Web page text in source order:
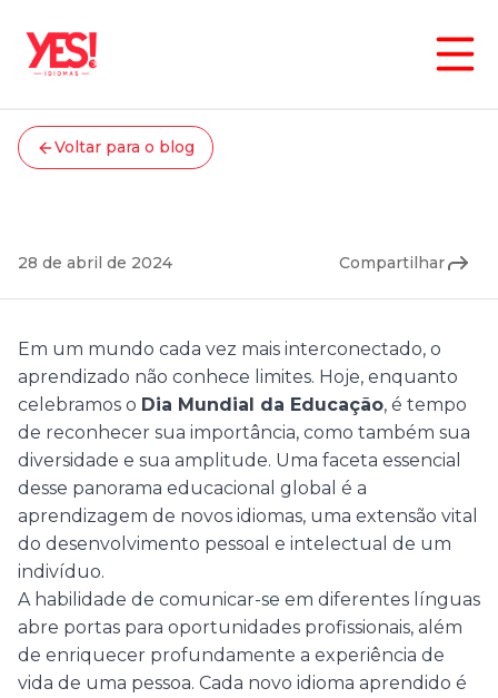
Voltar para o blog
Celebrando o Dia Mundial
28 de abril de 2024 Compartilhar
Em um mundo cada vez mais interconectado, o
aprendizado não conhece limites. Hoje, enquanto
celebramos o Dia Mundial da Educação, é tempo
de reconhecer sua importância, como também sua
diversidade e sua amplitude. Uma faceta essencial
desse panorama educacional global é a
aprendizagem de novos idiomas, uma extensão vital
do desenvolvimento pessoal e intelectual de um
indivíduo.
A habilidade de comunicar-se em diferentes línguas
abre portas para oportunidades profissionais, além
de enriquecer profundamente a experiência de
vida de uma pessoa. Cada novo idioma aprendido é